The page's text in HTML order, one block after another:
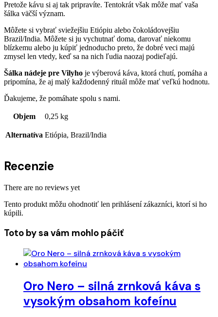
Pretože kávu si aj tak pripravíte. Tentokrát však môže mať vaša
šálka väčší význam.
Môžete si vybrať sviežejšiu Etiópiu alebo čokoládovejšiu
Brazil/India. Môžete si ju vychutnať doma, darovať niekomu
blízkemu alebo ju kúpiť jednoducho preto, že dobré veci majú
zmysel len vtedy, keď sa na nich ľudia naozaj podieľajú.
Šálka nádeje pre Vilyho je výberová káva, ktorá chutí, pomáha a
pripomína, že aj malý každodenný rituál môže mať veľkú hodnotu.
Ďakujeme, že pomáhate spolu s nami.
Objem 0,25 kg
Alternatíva Etiópia, Brazil/India
Recenzie
There are no reviews yet
Tento produkt môžu ohodnotiť len prihlásení zákazníci, ktorí si ho
kúpili.
Toto by sa vám mohlo páčiť
Oro Nero – silná zrnková káva s
vysokým obsahom kofeínu